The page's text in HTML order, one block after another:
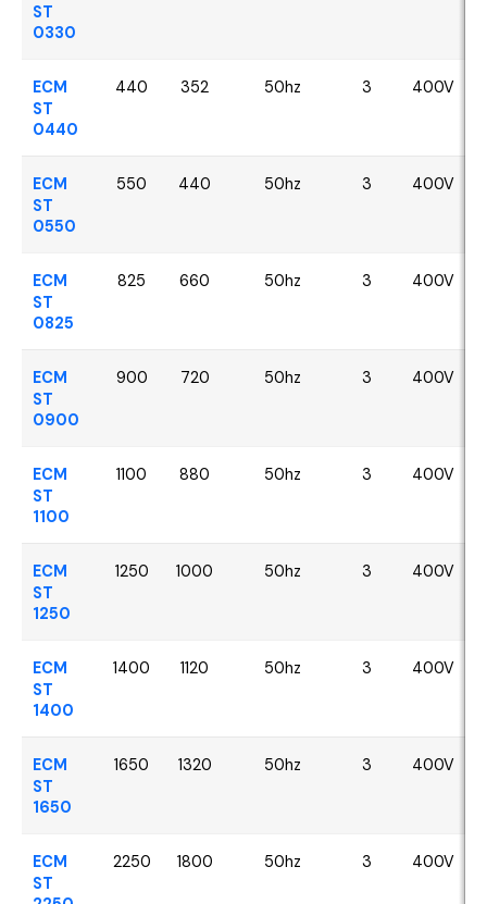
ST
0330
ECM
ST
0440
440 352 50hz 3 400V
ECM
ST
0550
550 440 50hz 3 400V
ECM
ST
0825
825 660 50hz 3 400V
ECM
ST
0900
900 720 50hz 3 400V
ECM
ST
1100
1100 880 50hz 3 400V
ECM
ST
1250
1250 1000 50hz 3 400V
ECM
ST
1400
1400 1120 50hz 3 400V
ECM
ST
1650
1650 1320 50hz 3 400V
ECM
ST
2250 1800 50hz 3 400V